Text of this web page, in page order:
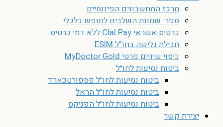
מרכז המחשבונים הפיננסיים
ספר: שמונת השלבים לחופש כלכלי
כרטיס אשראי Clal Pay ללא דמי כרטיס
חבילת גלישה בחו”ל ESIM
כיסוי שיניים פרטי MyDoctor Gold
ביטוח נסיעות לחו״ל
ביטוח נסיעות לחו״ל פספורטכארד
ביטוח נסיעות לחו״ל הראל
ביטוח נסיעות לחו״ל הפניקס
יצירת קשר